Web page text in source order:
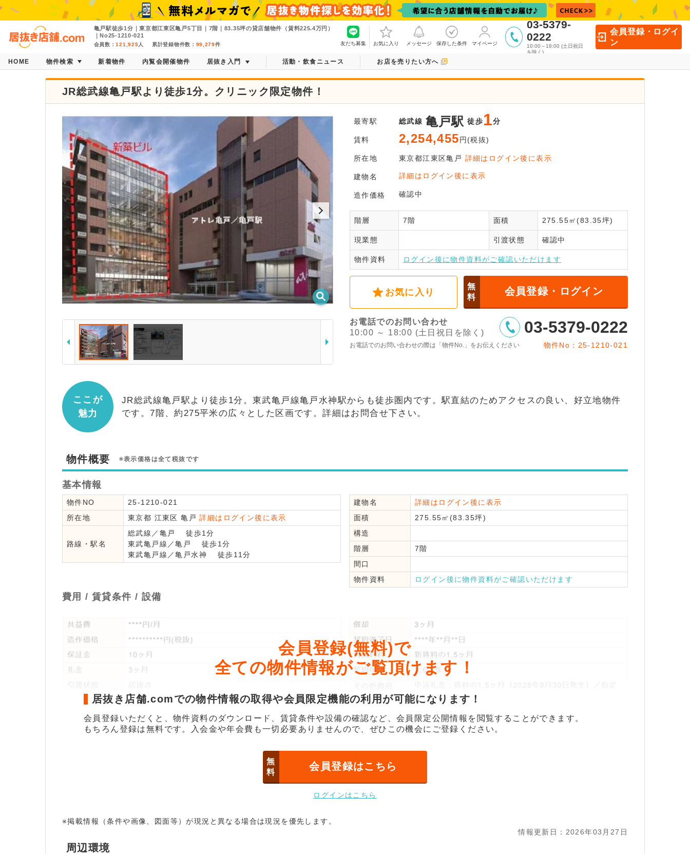
亀戸駅徒歩1分｜東京都江東区亀戸5丁目｜7階｜83.35坪の貸店舗物件（賃料225.4万円）
｜No25-1210-021
会員数：121,925人 累計登録物件数： 99,279件 友だち募集 お気に入り メッセージ 保存した条件 マイページ
03-5379-
0222
10:00～18:00 (土日祝日
を除く)
会員登録・ログイ
ン
HOME 物件検索 新着物件 内覧会開催物件 居抜き入門 活動・飲食ニュース お店を売りたい方へ
JR総武線亀戸駅より徒歩1分。クリニック限定物件！
ログイン後に
平面図がご覧いただけます
ログインはこちら
最寄駅 総武線 亀戸駅 徒歩1分
賃料 2,254,455円(税抜)
所在地 東京都江東区亀戸 詳細はログイン後に表示
建物名 詳細はログイン後に表示
造作価格 確認中
階層 7階 面積 275.55㎡(83.35坪)
現業態 引渡状態 確認中
物件資料 ログイン後に物件資料がご確認いただけます
お気に入り
無
料
会員登録・ログイン
お電話でのお問い合わせ
10:00 ～ 18:00 (土日祝日を除く)
03-5379-0222
お電話でのお問い合わせの際は「物件No.」をお伝えください 物件No：25-1210-021
ここが
魅力
JR総武線亀戸駅より徒歩1分。東武亀戸線亀戸水神駅からも徒歩圏内です。駅直結のためアクセスの良い、好立地物件
です。7階、約275平米の広々とした区画です。詳細はお問合せ下さい。
物件概要 ※表示価格は全て税抜です
基本情報
物件NO
25-1210-021
所在地
東京都 江東区 亀戸詳細はログイン後に表示
路線・駅名
総武線 ／ 亀戸
徒歩1分
東武亀戸線 ／亀戸
徒歩1分
東武亀戸線 ／亀戸水神 徒歩11分
建物名
詳細はログイン後に表示
面積
275.55㎡(83.35坪)
構造
階層
7階
間口
物件資料
ログイン後に物件資料がご確認いただけます
費用 / 賃貸条件 / 設備
会員登録(無料)で
全ての物件情報がご覧頂けます！
居抜き店舗.comでの物件情報の取得や会員限定機能の利用が可能になります！
会員登録いただくと、物件資料のダウンロード、賃貸条件や設備の確認など、会員限定公開情報を閲覧することができます。
もちろん登録は無料です。入会金や年会費も一切必要ありませんので、ぜひこの機会にご登録ください。
無
料
会員登録はこちら
ログインはこちら
※掲載情報（条件や画像、図面等）が現況と異なる場合は現況を優先します。
情報更新日：2026年03月27日
周辺環境